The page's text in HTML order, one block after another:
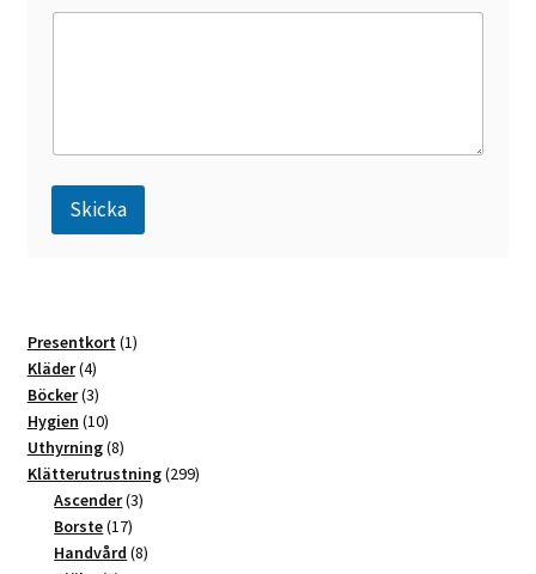
Skicka
e
r
n
a
t
i
v
e
Presentkort 11
Kläder 44
produkter
Böcker 33
produkter
Hygien 1010
produkter
Uthyrning 88
produkter
Klätterutrustning 299299
Ascender 33
Borste 1717
produkter
Handvård 88